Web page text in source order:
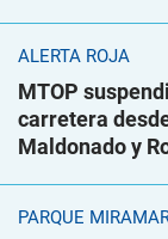
ALERTA ROJA
MTOP
carretera
Maldonado y
PARQUE